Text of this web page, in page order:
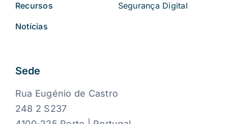
Recursos
Notícias
Segurança Digital
Sede
Rua Eugénio de Castro
248 2 S237